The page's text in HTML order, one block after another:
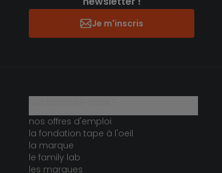
Je m'inscris
nos offres d'emploi
la fondation tape à l'oeil
la marque
le family lab
les marques